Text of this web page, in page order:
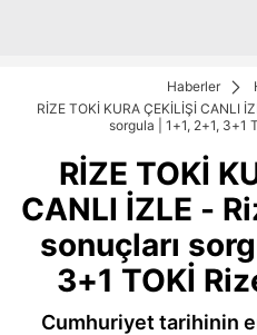
Haberler
RİZE TOKİ KURA ÇEKİLİŞİ CANLI
sorgula | 1+1, 2+1, 3+1
RİZE TOKİ
CANLI İZLE -
sonuçları
3+1 TOKİ
Cumhuriyet tarihinin